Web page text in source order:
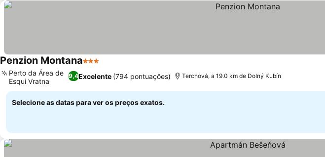
Penzion Montana3 Estrelas
9,4Excelente (794 pontuações)
Perto da Área de
Esqui Vratna
Terchová, a 19.0 km de Dolný Kubín
Selecione as datas para ver os preços exatos.